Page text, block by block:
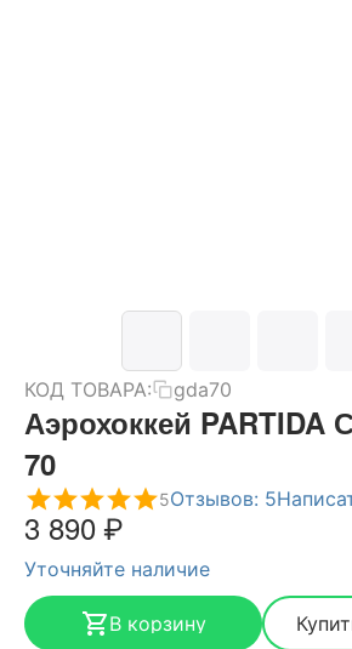
КОД ТОВАРА: gda70
Аэрохоккей
70
5Отзывов: 5
3 890₽
Уточняйте наличие
В корзину